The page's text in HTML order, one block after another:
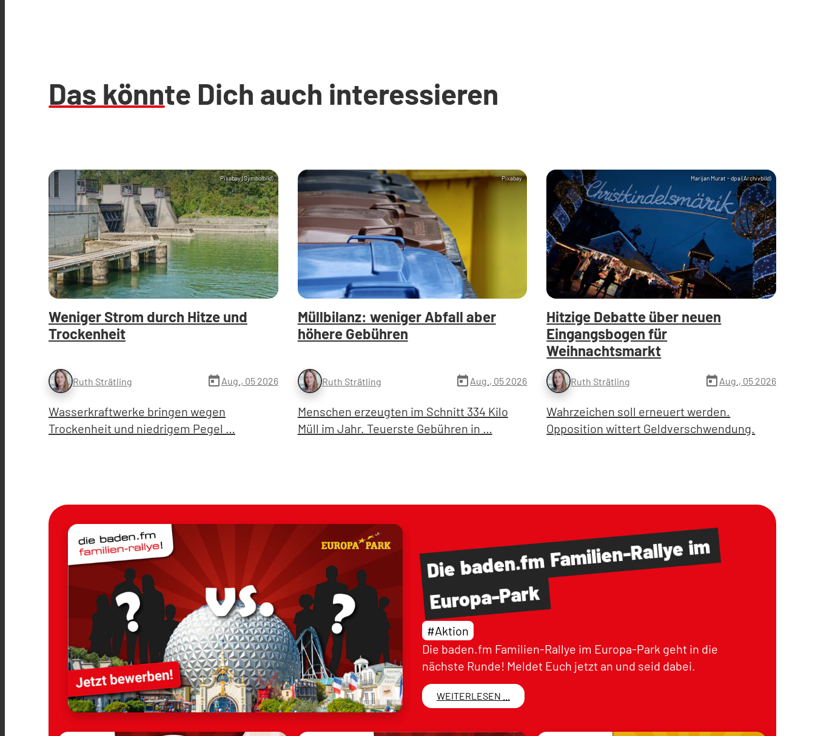
Das könnte Dich auch interessieren
Pixabay (Symbolbild)
Weniger Strom durch Hitze und
Trockenheit
Ruth Strätling today Aug., 05 2026
Wasserkraftwerke bringen wegen
Trockenheit und niedrigem Pegel …
Pixabay
Müllbilanz: weniger Abfall aber
höhere Gebühren
Ruth Strätling todayAug., 05 2026
Menschen erzeugten im Schnitt 334 Kilo
Müll im Jahr. Teuerste Gebühren in …
Marijan Murat - dpa (Archivbild)
Hitzige Debatte über neuen
Eingangsbogen für
Weihnachtsmarkt
Ruth Strätling today Aug., 05 2026
Wahrzeichen soll erneuert werden.
Opposition wittert Geldverschwendung.
Die baden.fmFamilien-Rallyeim
Europa-Park
#Aktion
Die baden.fm Familien-Rallye im Europa-Park geht in die
nächste Runde! Meldet Euch jetzt an und seid dabei.
WEITERLESEN ...